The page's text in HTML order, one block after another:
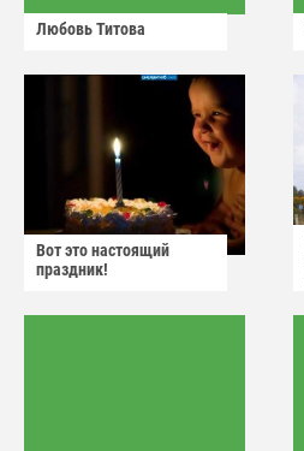
Любовь Титова
Вот это настоящий
праздник!